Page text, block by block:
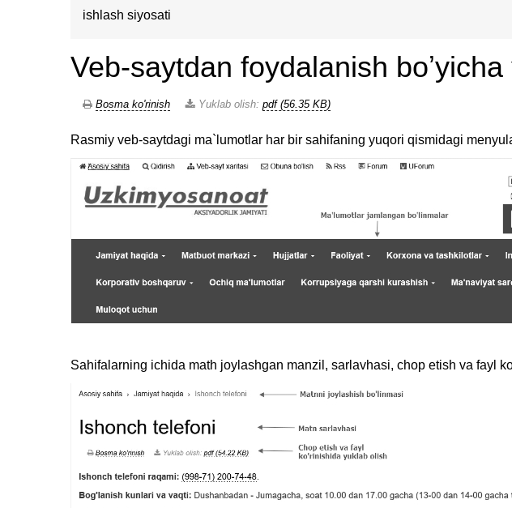
ishlash siyosati
Veb-saytdan foydalanish
Bosma ko'rinish Yuklab olish: pdf (56.35 KB)
Rasmiy veb-saytdagi ma`lumotlar har bir sahifaning yuqori qismidagi
Sahifalarning ichida math joylashgan manzil, sarlavhasi, chop etish va fayl